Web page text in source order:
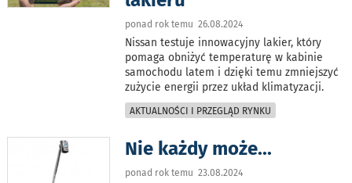
ponad rok temu 26.08.2024
Nissan testuje innowacyjny lakier, który
pomaga obniżyć temperaturę w kabinie
samochodu latem i dzięki temu zmniejszyć
zużycie energii przez układ klimatyzacji.
AKTUALNOŚCI I PRZEGLĄD RYNKU
Nie każdy może...
ponad rok temu 23.08.2024